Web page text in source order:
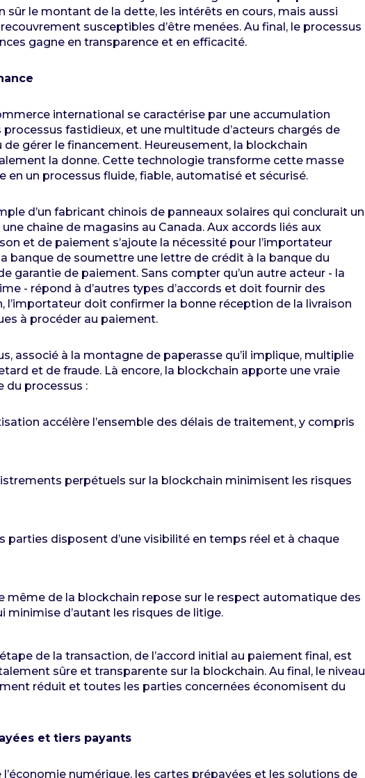
sûr le montant de la dette, les intérêts en cours, mais aussi
susceptibles d’être menées. Au final, le processus
gagne en transparence et en efficacité.
international se caractérise par une accumulation
processus fastidieux, et une multitude d’acteurs chargés de
de gérer le financement. Heureusement, la blockchain
la donne. Cette technologie transforme cette masse
en un processus fluide, fiable, automatisé et sécurisé.
d’un fabricant chinois de panneaux solaires qui conclurait un
chaine de magasins au Canada. Aux accords liés aux
et de paiement s’ajoute la nécessité pour l’importateur
banque de soumettre une lettre de crédit à la banque du
garantie de paiement. Sans compter qu’un autre acteur - la
- répond à d’autres types d’accords et doit fournir des
l’importateur doit confirmer la bonne réception de la livraison
à procéder au paiement.
associé à la montagne de paperasse qu’il implique, multiplie
et de fraude. Là encore, la blockchain apporte une vraie
du processus :
accélère l’ensemble des délais de traitement, y compris
perpétuels sur la blockchain minimisent les risques
parties disposent d’une visibilité en temps réel et à chaque
même de la blockchain repose sur le respect automatique des
minimise d’autant les risques de litige.
de la transaction, de l’accord initial au paiement final, est
sûre et transparente sur la blockchain. Au final, le niveau
réduit et toutes les parties concernées économisent du
et tiers payants
numérique, les cartes prépayées et les solutions de